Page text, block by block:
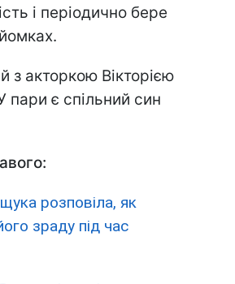
і періодично бере
з акторкою Вікторією
пари є спільний син
розповіла, як
зраду під час